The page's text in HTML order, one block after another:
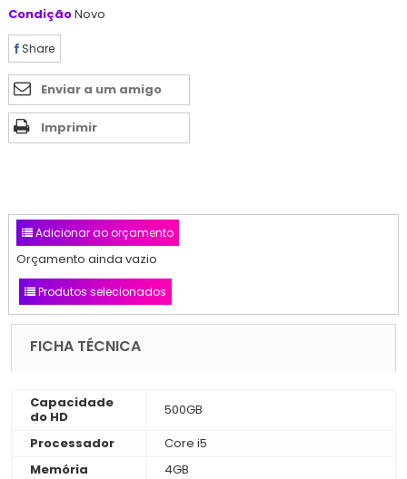
CondiçãoNovo
Share
Enviar a um amigo
Imprimir
Adicionar ao orçamento
Orçamento ainda vazio
Produtos selecionados
FICHA TÉCNICA
Capacidade
do HD
500GB
Processador
Core i5
Memória
4GB